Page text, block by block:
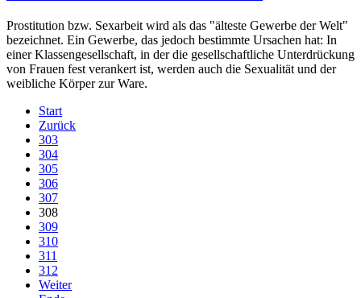
Prostitution bzw. Sexarbeit wird als das "älteste Gewerbe der Welt"
bezeichnet. Ein Gewerbe, das jedoch bestimmte Ursachen hat: In
einer Klassengesellschaft, in der die gesellschaftliche Unterdrückung
von Frauen fest verankert ist, werden auch die Sexualität und der
weibliche Körper zur Ware.
Start
Zurück
303
304
305
306
307
308
309
310
311
312
Weiter